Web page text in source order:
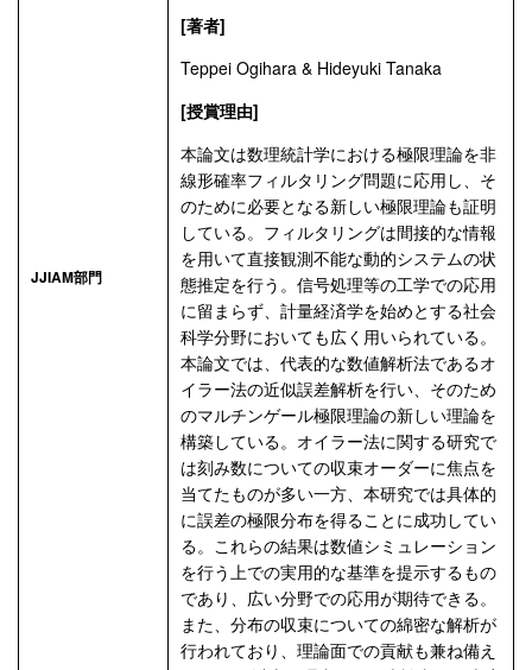
JJIAM部門
[著者]
Teppei Ogihara & Hideyuki Tanaka
[授賞理由]
本論文は数理統計学における極限理論を非
線形確率フィルタリング問題に応用し、そ
のために必要となる新しい極限理論も証明
している。フィルタリングは間接的な情報
を用いて直接観測不能な動的システムの状
態推定を行う。信号処理等の工学での応用
に留まらず、計量経済学を始めとする社会
科学分野においても広く用いられている。
本論文では、代表的な数値解析法であるオ
イラー法の近似誤差解析を行い、そのため
のマルチンゲール極限理論の新しい理論を
構築している。オイラー法に関する研究で
は刻み数についての収束オーダーに焦点を
当てたものが多い一方、本研究では具体的
に誤差の極限分布を得ることに成功してい
る。これらの結果は数値シミュレーション
を行う上での実用的な基準を提示するもの
であり、広い分野での応用が期待できる。
また、分布の収束についての綿密な解析が
行われており、理論面での貢献も兼ね備え